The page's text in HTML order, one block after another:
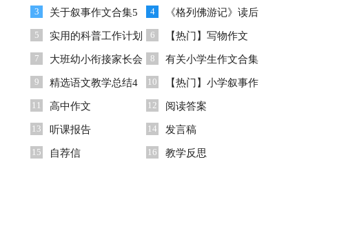
300字合集六篇 集九篇
3 关于叙事作文合集5
篇
4 《格列佛游记》读后
感
5 实用的科普工作计划
3篇
6 【热门】写物作文
300字4篇
7 大班幼小衔接家长会
发言稿
8 有关小学生作文合集
7篇
9 精选语文教学总结4
篇
10 【热门】小学叙事作
文锦集9篇
11 高中作文 12 阅读答案
13 听课报告 14 发言稿
15 自荐信 16 教学反思